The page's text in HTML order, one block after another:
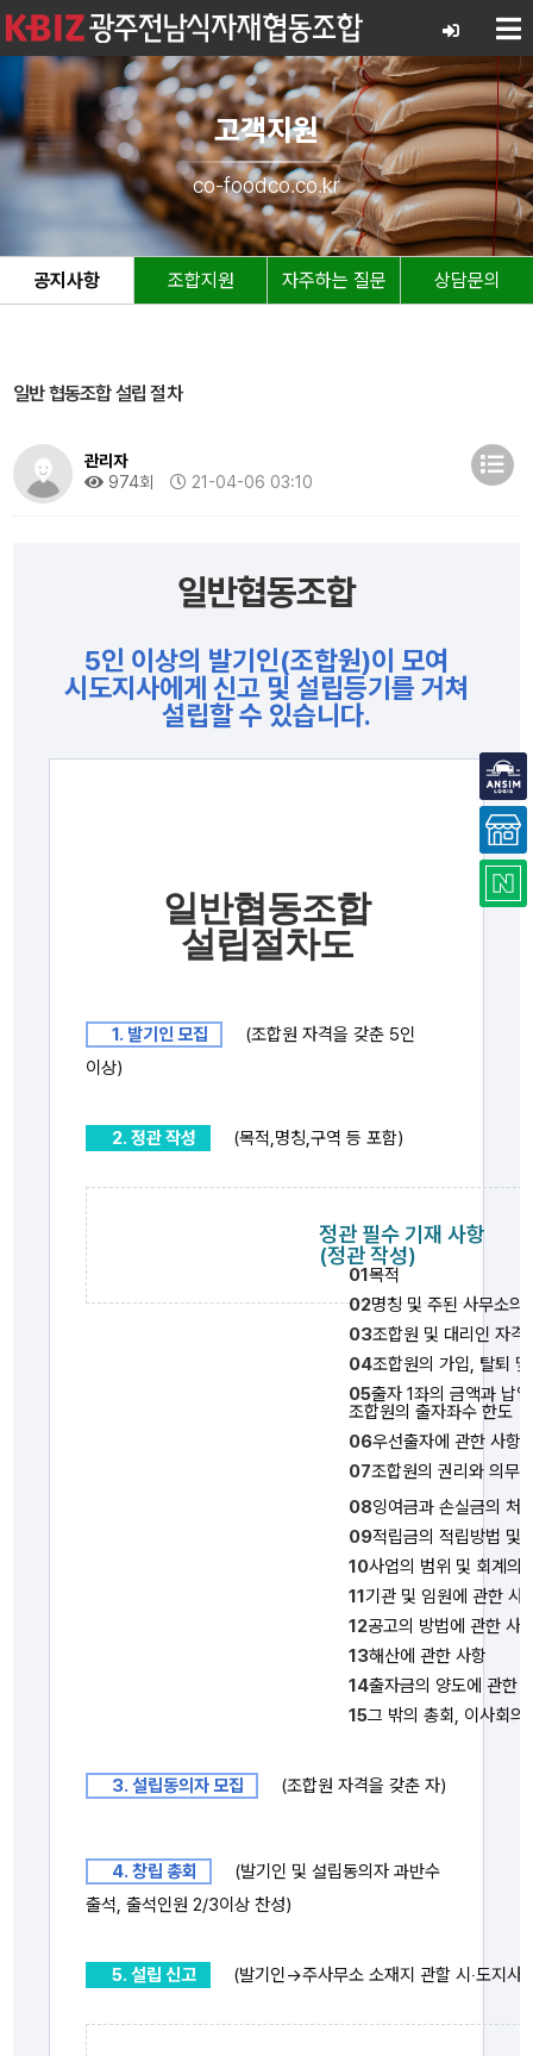
고객지원
co-foodco.co.kr
공지사항 조합지원 자주하는 질문 상담문의
일반 협동조합 설립 절차
관리자
974회
21-04-06 03:10
일반협동조합
5인 이상의 발기인(조합원)이 모여
시도지사에게 신고 및 설립등기를 거쳐
설립할 수 있습니다.
일반협동조합
설립절차도
1. 발기인 모집
(조합원 자격을 갖춘 5인
이상)
2. 정관 작성 (목적,명칭,구역 등 포함)
정관 필수 기재 사항
(정관 작성)
01목적
02명칭 및 주된 사무소의
03조합원 및 대리인 자격
04조합원의 가입, 탈퇴
05출자 1좌의 금액과 납
조합원의 출자좌수 한도
06우선출자에 관한 사항
07조합원의 권리와 의무
08잉여금과 손실금의 처
09적립금의 적립방법 및
10사업의 범위 및 회계의
11기관 및 임원에 관한 사
12공고의 방법에 관한 사
13해산에 관한 사항
14출자금의 양도에 관한
15그 밖의 총회, 이사회
3. 설립동의자 모집 (조합원 자격을 갖춘 자)
4. 창립 총회
(발기인 및 설립동의자 과반수
출석, 출석인원 2/3이상 찬성)
5. 설립 신고 (발기인→주사무소 소재지 관할 시‧도지사)